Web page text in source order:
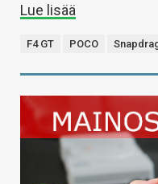
Lue lisää
F4 GT POCO